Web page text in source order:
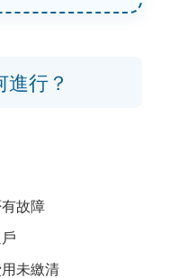
行？
故障
未繳清